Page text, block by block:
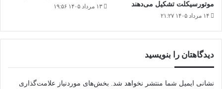
موتورسیکلت تشکیل می‌دهند
۱۴ مرداد ۱۴۰۵ ۲۱:۲۷
۱۳ مرداد ۱۴۰۵ ۱۹:۵۶
دیدگاهتان را بنویسید
نشانی ایمیل شما منتشر نخواهد شد. بخش‌های موردنیاز علامت‌گذاری